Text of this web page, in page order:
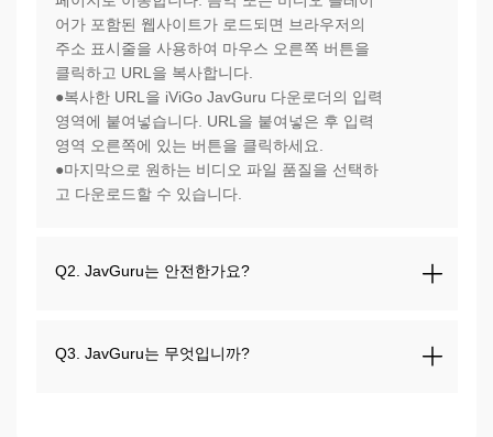
어가 포함된 웹사이트가 로드되면 브라우저의
주소 표시줄을 사용하여 마우스 오른쪽 버튼을
클릭하고 URL을 복사합니다.
●복사한 URL을 iViGo JavGuru 다운로더의 입력
영역에 붙여넣습니다. URL을 붙여넣은 후 입력
영역 오른쪽에 있는 버튼을 클릭하세요.
●마지막으로 원하는 비디오 파일 품질을 선택하
고 다운로드할 수 있습니다.
Q2. JavGuru는 안전한가요?
Q3. JavGuru는 무엇입니까?